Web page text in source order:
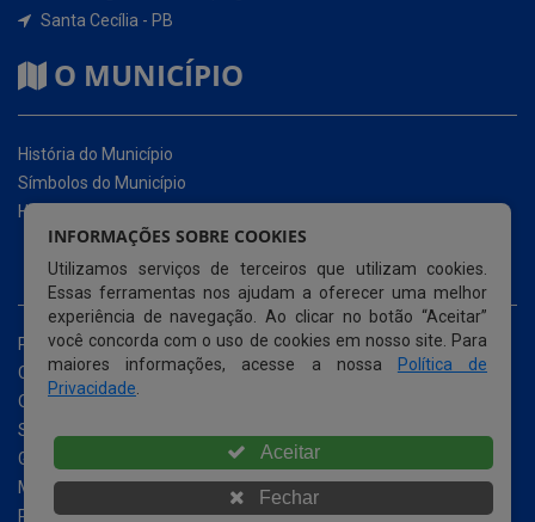
Símbolos do Município
NOSSOS SERVIÇOS
Portal da Transparência
Carta de Serviços ao Usuário (CSU)
Ouvidoria Eletrônica
Serviço de Acesso à Informação – eSIC
Glossário
Mapa do Site
Perguntas Frequentemente Questionadas
Acessibilidade
INFORMAÇÕES SOBRE COOKIES
Utilizamos serviços de terceiros que utilizam cookies.
Essas ferramentas nos ajudam a oferecer uma melhor
experiência de navegação. Ao clicar no botão “Aceitar”
você concorda com o uso de cookies em nosso site. Para
maiores informações, acesse a nossa
Política de
Privacidade
Aceitar
Fechar